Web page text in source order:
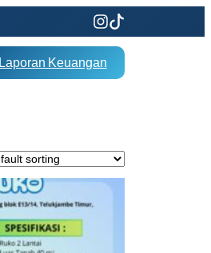
Laporan Keuangan